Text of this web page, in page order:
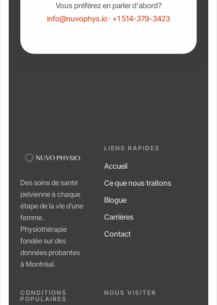
Vous préférez en parler d'abord?
info@nuvophys.io · +1 514-379-3423
Des soins de santé
pelvienne à chaque
étape de la vie d’une
femme.
Physiothérapie
fondée sur des
données probantes
à Montréal.
LIENS RAPIDES
Accueil
Ce que nous traitons
Blogue
Carrières
Contact
CONDITIONS
POPULAIRES
NOUS VISITER